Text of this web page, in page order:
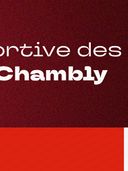
colonnes affichées
réseaux sociaux